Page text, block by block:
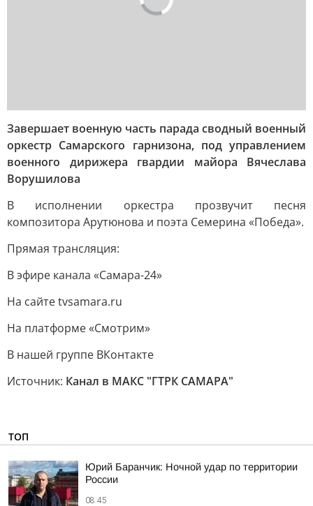
Завершает военную часть парада сводный военный
оркестр Самарского гарнизона, под управлением
военного дирижера гвардии майора Вячеслава
Ворушилова
В исполнении оркестра прозвучит песня
композитора Арутюнова и поэта Семерина «Победа».
Прямая трансляция:
В эфире канала «Самара-24»
На сайте tvsamara.ru
На платформе «Смотрим»
В нашей группе ВКонтакте
Источник: Канал в МАКС "ГТРК САМАРА"
ТОП
Юрий Баранчик: Ночной удар по территории
России
08:45